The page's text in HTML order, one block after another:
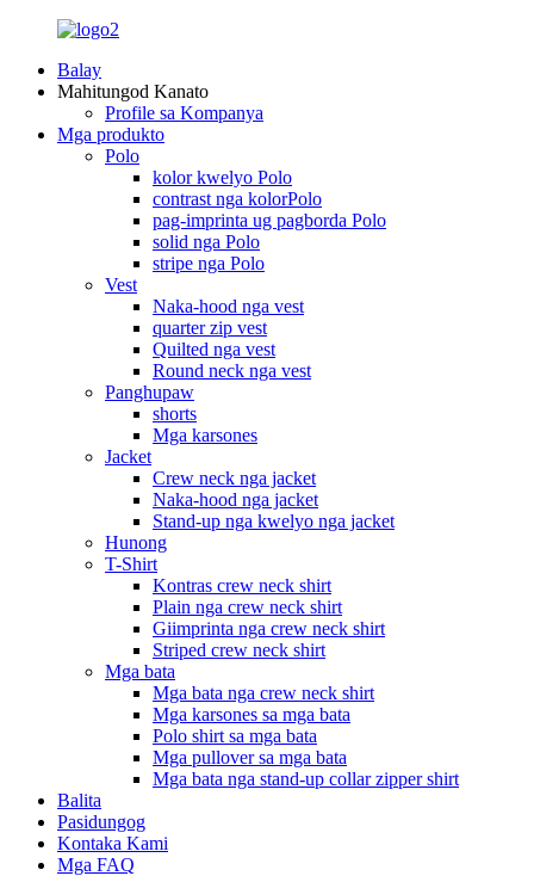
Balay
Mahitungod Kanato
Profile sa Kompanya
Mga produkto
Polo
kolor kwelyo Polo
contrast nga kolorPolo
pag-imprinta ug pagborda Polo
solid nga Polo
stripe nga Polo
Vest
Naka-hood nga vest
quarter zip vest
Quilted nga vest
Round neck nga vest
Panghupaw
shorts
Mga karsones
Jacket
Crew neck nga jacket
Naka-hood nga jacket
Stand-up nga kwelyo nga jacket
Hunong
T-Shirt
Kontras crew neck shirt
Plain nga crew neck shirt
Giimprinta nga crew neck shirt
Striped crew neck shirt
Mga bata
Mga bata nga crew neck shirt
Mga karsones sa mga bata
Polo shirt sa mga bata
Mga pullover sa mga bata
Mga bata nga stand-up collar zipper shirt
Balita
Pasidungog
Kontaka Kami
Mga FAQ